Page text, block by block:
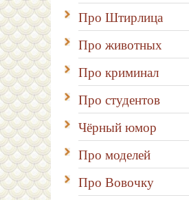
Про Штирлица
Про животных
Про криминал
Про студентов
Чёрный юмор
Про моделей
Про Вовочку